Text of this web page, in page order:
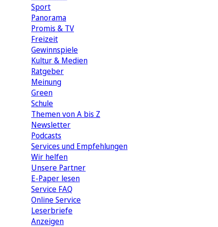
Sport
Panorama
Promis & TV
Freizeit
Gewinnspiele
Kultur & Medien
Ratgeber
Meinung
Green
Schule
Themen von A bis Z
Newsletter
Podcasts
Services und Empfehlungen
Wir helfen
Unsere Partner
E-Paper lesen
Service FAQ
Online Service
Leserbriefe
Anzeigen